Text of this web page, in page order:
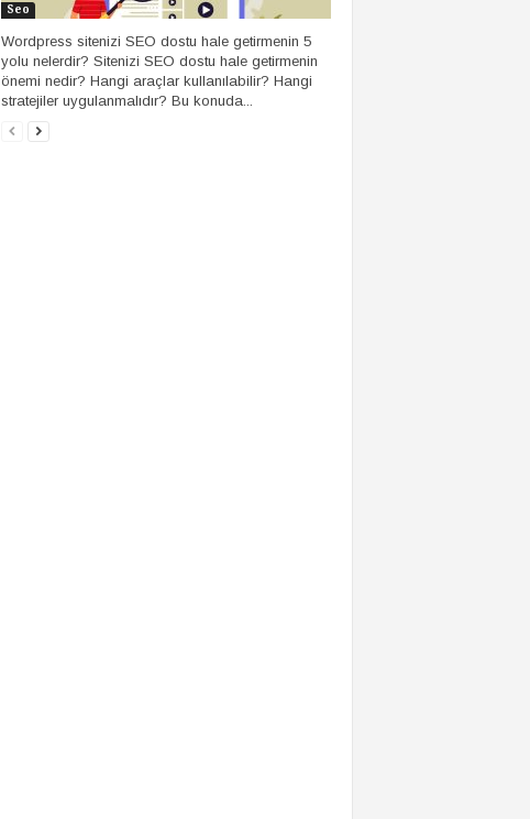
Seo
Wordpress sitenizi SEO dostu hale getirmenin 5
yolu nelerdir? Sitenizi SEO dostu hale getirmenin
önemi nedir? Hangi araçlar kullanılabilir? Hangi
stratejiler uygulanmalıdır? Bu konuda...